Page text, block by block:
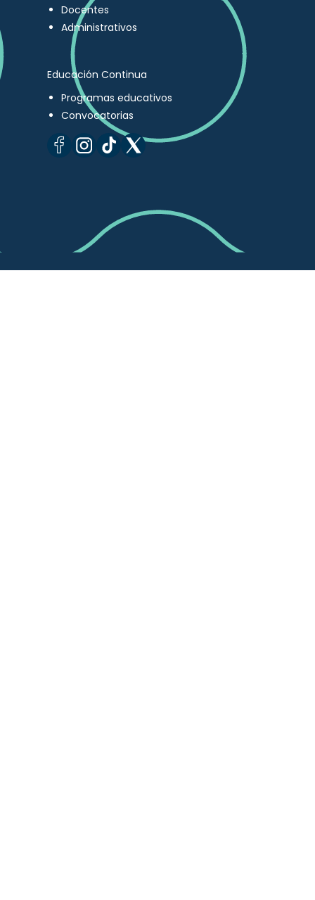
Docentes
Administrativos
Educación Continua
Programas educativos
Convocatorias